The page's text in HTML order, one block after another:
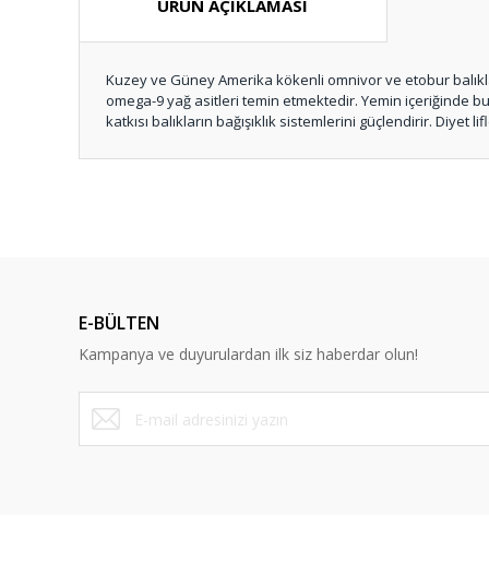
ÜRÜN AÇIKLAMASI
Kuzey ve Güney Amerika kökenli omnivor ve etobur
omega-9 yağ asitleri temin etmektedir. Yemin içeriğinde
katkısı balıkların bağışıklık sistemlerini güçlendirir.
Ürün bilgilerinde hatalar bulunuyor.
Ürün fiyatı diğer sitelerden daha pahalı.
Bu ürüne benzer farklı alternatifler olmalı.
E-BÜLTEN
Kampanya ve duyurulardan ilk siz haberdar olun!